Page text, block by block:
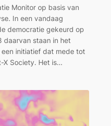
Monitor op basis van
In een vandaag
democratie gekeurd op
daarvan staan in het
initiatief dat mede tot
X Society. Het is…